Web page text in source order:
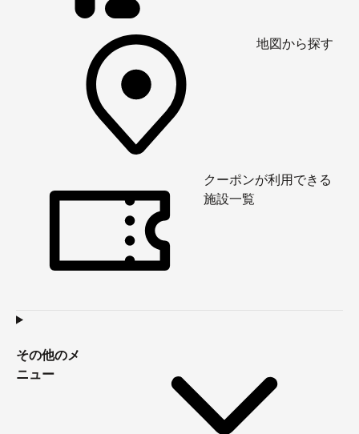
地図から探す
クーポンが利用できる
施設一覧
その他のメ
ニュー